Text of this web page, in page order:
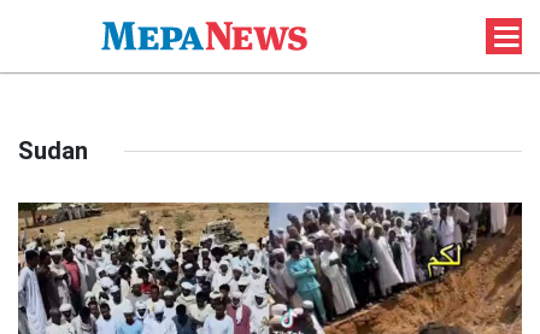
Sudan